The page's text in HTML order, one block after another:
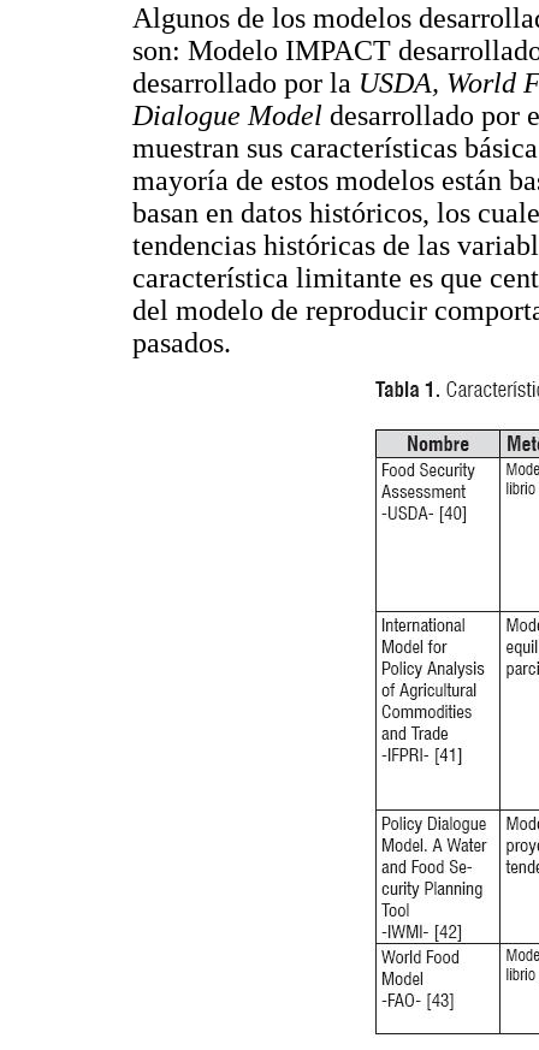
Algunos de los modelos
son: Modelo IMPACT
desarrollado por la USDA, World
Dialogue Model desarrollado por
muestran sus características
mayoría de estos modelos están
basan en datos históricos, los
tendencias históricas de las
característica limitante es que
del modelo de reproducir
pasados.